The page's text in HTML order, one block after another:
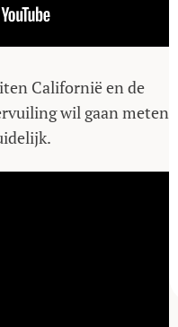
Californië en de
wil gaan meten